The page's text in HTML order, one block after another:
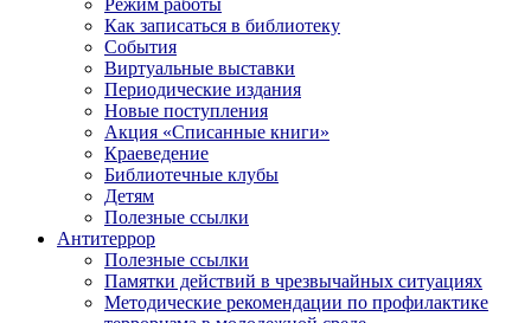
Как записаться в библиотеку
События
Виртуальные выставки
Периодические издания
Новые поступления
Акция «Списанные книги»
Краеведение
Библиотечные клубы
Детям
Полезные ссылки
Антитеррор
Полезные ссылки
Памятки действий в чрезвычайных ситуациях
Методические рекомендации по профилактике